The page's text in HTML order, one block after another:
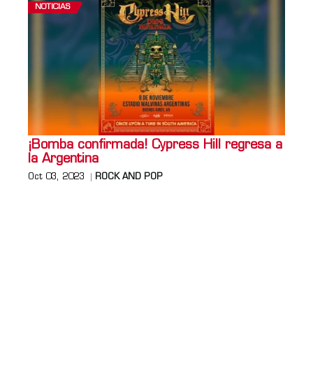
NOTICIAS
¡Bomba confirmada! Cypress Hill regresa a
la Argentina
Oct 03, 2023 ROCK AND POP